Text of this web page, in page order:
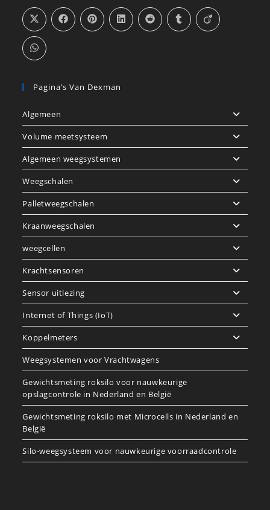
Pagina’s Van Dexman
Algemeen
Volume meetsysteem
Algemeen weegsystemen
Weegschalen
Palletweegschalen
Kraanweegschalen
weegcellen
Krachtsensoren
Sensor uitlezing
Internet of Things (IoT)
Koppelmeters
Weegsystemen voor Vrachtwagens
Gewichtsmeting roksilo voor nauwkeurige
opslagcontrole in Nederland en België
Gewichtsmeting roksilo met Microcells in Nederland en
België
Silo-weegsysteem voor nauwkeurige voorraadcontrole